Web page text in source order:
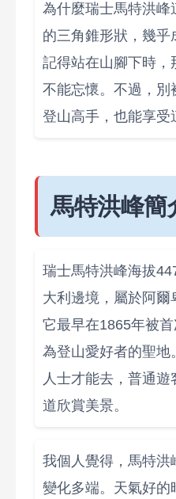
為什麼瑞士馬特洪
的三角錐形狀，幾
記得站在山腳下時，
不能忘懷。不過，別
登山高手，也能享受
馬特洪峰簡
瑞士馬特洪峰海拔
大利邊境，屬於阿爾
它最早在1865年被
為登山愛好者的聖地
人士才能去，普通
道欣賞美景。
我個人覺得，馬特洪
變化多端。天氣好